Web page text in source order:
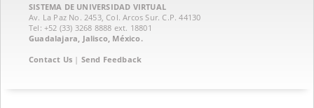
SISTEMA DE UNIVERSIDAD VIRTUAL
Av. La Paz No. 2453, Col. Arcos Sur. C.P. 44130
Tel: +52 (33) 3268 8888‏ ext. 18801
Guadalajara, Jalisco, México.
Contact Us | Send Feedback